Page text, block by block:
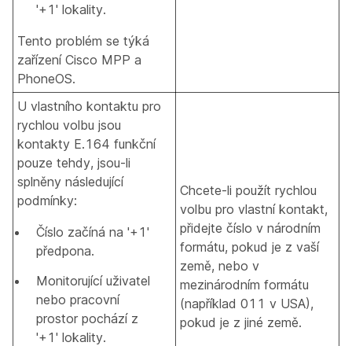
'+1' lokality.
Tento problém se týká
zařízení Cisco MPP a
PhoneOS.
U vlastního kontaktu pro
rychlou volbu jsou
kontakty E.164 funkční
pouze tehdy, jsou-li
splněny následující
podmínky:
Číslo začíná na '+1'
předpona.
Monitorující uživatel
nebo pracovní
prostor pochází z
'+1' lokality.
Chcete-li použít rychlou
volbu pro vlastní kontakt,
přidejte číslo v národním
formátu, pokud je z vaší
země, nebo v
mezinárodním formátu
(například 011 v USA),
pokud je z jiné země.